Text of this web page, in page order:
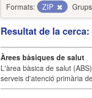
Formats:
ZIP
Resultat de la
Àrees bàsiques de salut
L'àrea bàsica de salut
serveis d'atenció primària